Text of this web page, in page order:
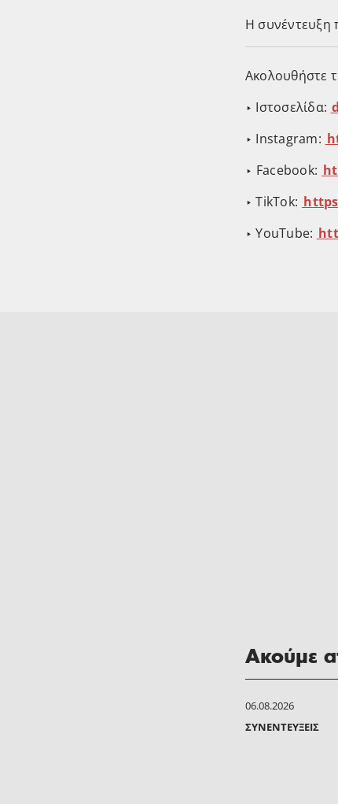
Η συνέντευξη
Ακολουθήστε
‣ Ιστοσελίδα:
‣ Instagram: ⁠⁠
⁠⁠‣ Facebook: ⁠⁠
‣ TikTok: ⁠⁠
‣ YouTube:
Ακούμε
06.08.2026
ΣΥΝΕΝΤΕΎΞΕΙΣ